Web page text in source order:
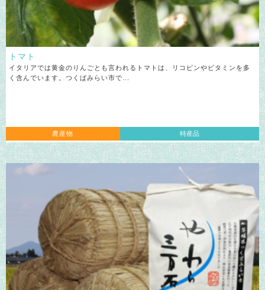
トマト
イタリアでは黄金のりんごとも言われるトマトは、リコピンやビタミンを多
く含んでいます。つくばみらい市で...
農産物 特産品